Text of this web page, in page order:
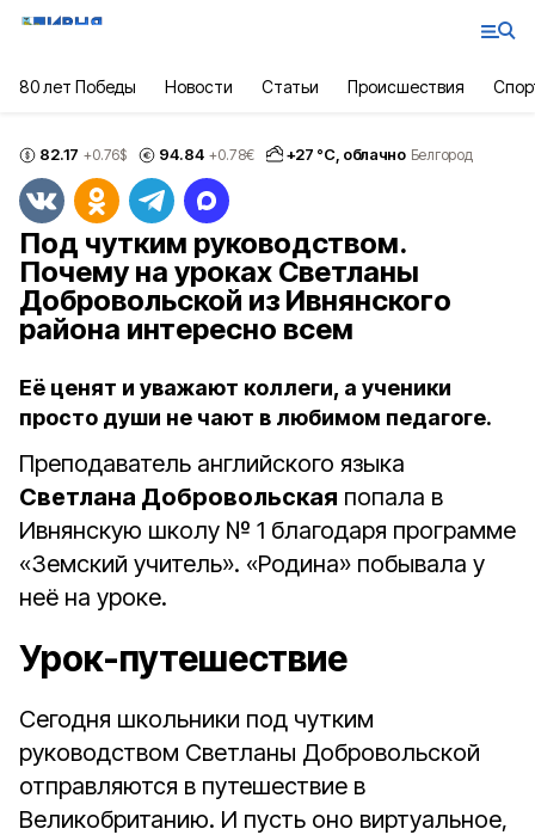
80 лет Победы Новости Статьи Происшествия
82.17 +0.76$ 94.84 +0.78€ +27 °С, облачно Белгород
Под чутким руководством.
Почему на уроках Светланы
Добровольской из Ивнянского
района интересно всем
Её ценят и уважают коллеги, а ученики
просто души не чают в любимом педагоге.
Преподаватель английского языка
Светлана Добровольская попала в
Ивнянскую школу № 1 благодаря программе
«Земский учитель». «Родина» побывала у
неё на уроке.
Урок-путешествие
Сегодня школьники под чутким
руководством Светланы Добровольской
отправляются в путешествие в
Великобританию. И пусть оно виртуальное,